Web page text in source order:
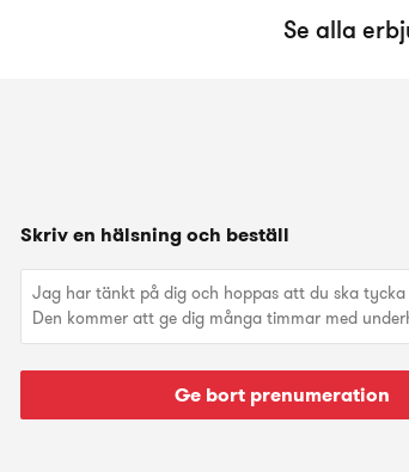
Se alla
Skriv en hälsning och beställ
Ge bort prenumeration